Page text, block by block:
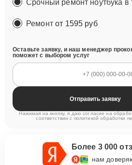
Срочный ремонт ноутбука в
Ремонтот 1595 руб
Оставьте заявку, и наш менеджер
поможет с выбором услуг
Отправить заявку
Нажимая на кнопку, я даю согласие на
соответствии с политикой обработки
Более 3 000
нам